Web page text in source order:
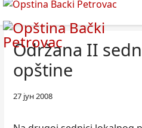
Održana II
opštine
27 јун 2008